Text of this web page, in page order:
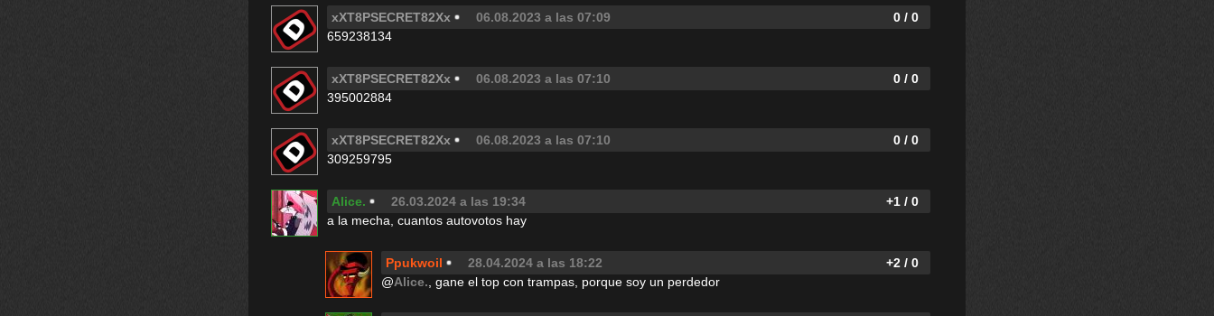
xXT8PSECRET82Xx 06.08.2023 a las 07:09
0 / 0
659238134
xXT8PSECRET82Xx 06.08.2023 a las 07:10
0 / 0
395002884
xXT8PSECRET82Xx 06.08.2023 a las 07:10
0 / 0
309259795
Alice. 26.03.2024 a las 19:34
+1 / 0
a la mecha, cuantos autovotos hay
Ppukwoil 28.04.2024 a las 18:22
+2 / 0
@Alice. , gane el top con trampas, porque soy un perdedor